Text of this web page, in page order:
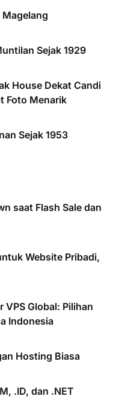
Magelang
Sejak 1929
House Dekat Candi
Foto Menarik
Sejak 1953
saat Flash Sale dan
Website Pribadi,
Global: Pilihan
Indonesia
Hosting Biasa
.ID, dan .NET